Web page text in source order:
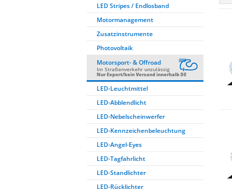
LED Stripes / Endlosband
Motormanagement
Zusatzinstrumente
Photovoltaik
Motorsport- & Offroad
Im Straßenverkehr unzulässig
Nur Export/kein Versand innerhalb DE
LED-Leuchtmittel
LED-Abblendlicht
LED-Nebelscheinwerfer
LED-Kennzeichenbeleuchtung
LED-Angel-Eyes
LED-Tagfahrlicht
LED-Standlichter
LED-Rücklichter